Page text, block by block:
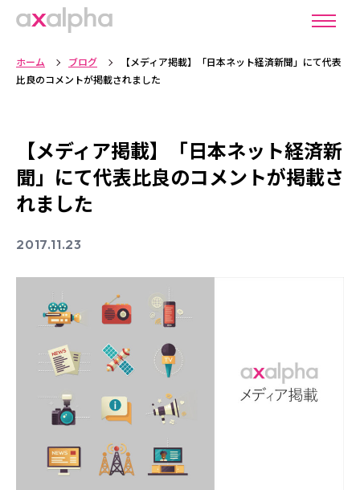
ホーム ブログ
【メディア掲載】「日本ネット経済新聞」にて代表
比良のコメントが掲載されました
【メディア掲載】「日本ネット経済新
聞」にて代表比良のコメントが掲載さ
れました
2017.11.23